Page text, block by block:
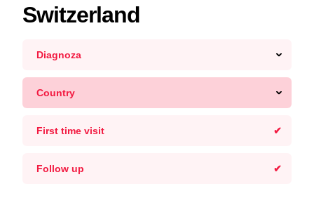
Switzerland
Diagnoza
Country
First time visit
Follow up